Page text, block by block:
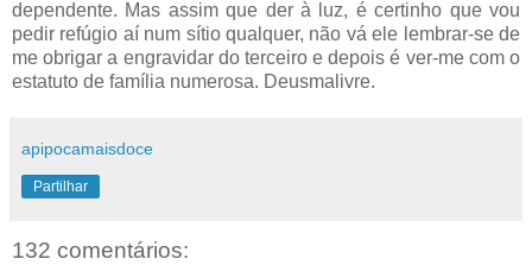
dependente. Mas assim que der à luz, é certinho que vou
pedir refúgio aí num sítio qualquer, não vá ele lembrar-se de
me obrigar a engravidar do terceiro e depois é ver-me com o
estatuto de família numerosa. Deusmalivre.
apipocamaisdoce
Partilhar
132 comentários: